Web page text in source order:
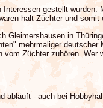
gestellt
halt Züchter und
Gleimershausen in
mehrmaliger
Züchter zuhören.
abläuft - auch bei